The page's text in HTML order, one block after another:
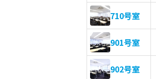
710号室
901号室
902号室